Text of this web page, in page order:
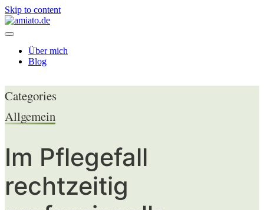
Skip to content
Über mich
Blog
Categories
Allgemein
Im Pflegefall
rechtzeitig